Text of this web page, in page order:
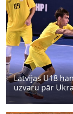
Latvijas U18
uzvaru pār